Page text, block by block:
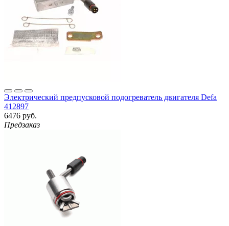
Электрический предпусковой подогреватель двигателя Defa
412897
6476 руб.
Предзаказ